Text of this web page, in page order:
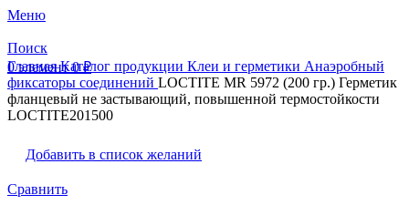
Меню
Поиск
0элемент 0₽
ГлавнаяКаталог продукции Клеи и герметики Анаэробный
фиксаторы соединений LOCTITE MR 5972 (200 гр.) Герметик
фланцевый не застывающий, повышенной термостойкости
LOCTITE201500
Добавить в список желаний
Сравнить